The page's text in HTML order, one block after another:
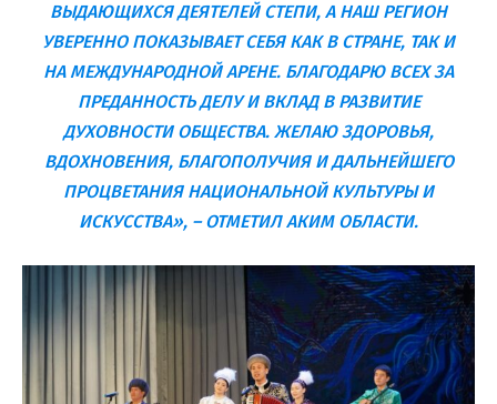
ВЫДАЮЩИХСЯ ДЕЯТЕЛЕЙ СТЕПИ, А НАШ РЕГИОН
УВЕРЕННО ПОКАЗЫВАЕТ СЕБЯ КАК В СТРАНЕ, ТАК И
НА МЕЖДУНАРОДНОЙ АРЕНЕ. БЛАГОДАРЮ ВСЕХ ЗА
ПРЕДАННОСТЬ ДЕЛУ И ВКЛАД В РАЗВИТИЕ
ДУХОВНОСТИ ОБЩЕСТВА. ЖЕЛАЮ ЗДОРОВЬЯ,
ВДОХНОВЕНИЯ, БЛАГОПОЛУЧИЯ И ДАЛЬНЕЙШЕГО
ПРОЦВЕТАНИЯ НАЦИОНАЛЬНОЙ КУЛЬТУРЫ И
ИСКУССТВА», – ОТМЕТИЛ АКИМ ОБЛАСТИ.